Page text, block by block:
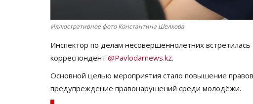
Иллюстративное фото Константина Шелкова
Инспектор по делам несовершеннолетних
корреспондент @Pavlodarnews.kz.
Основной целью мероприятия стало повышение
предупреждение правонарушений среди молодёжи.